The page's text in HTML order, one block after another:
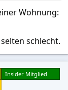
Senatoren-
ist ja
Wohnung:
schlecht.
Insider Mitglied